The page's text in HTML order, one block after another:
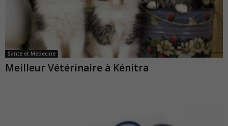
Santé et Médecine
Meilleur Vétérinaire à Kénitra